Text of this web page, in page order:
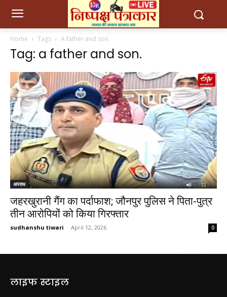
Home Tags A father and son.
Tag: a father and son.
अपराध
जहरखुरानी गैंग का पर्दाफाश; जौनपुर पुलिस ने पिता-पुत्र
तीन आरोपियों को किया गिरफ्तार
sudhanshu tiwari - April 12, 2026 0
लाइफ स्टाइल